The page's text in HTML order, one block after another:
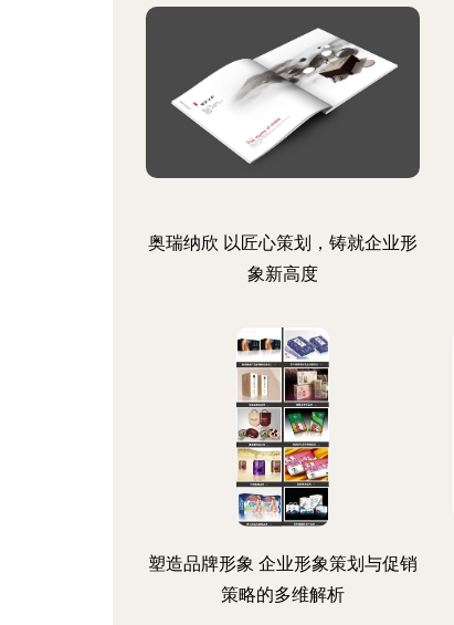
奥瑞纳欣 以匠心策划，铸就企业形
象新高度
塑造品牌形象 企业形象策划与促销
策略的多维解析